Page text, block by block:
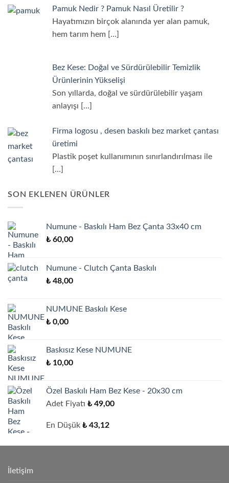
Pamuk Nedir ? Pamuk Nasıl Üretilir ?
Hayatımızın birçok alanında yer alan pamuk,
hem tarım hem
[…]
Bez Kese: Doğal ve Sürdürülebilir Temizlik
Ürünlerinin Yükselişi
Son yıllarda, doğal ve sürdürülebilir yaşam
anlayışı
[…]
Firma logosu , desen baskılı bez market çantası
üretimi
Plastik poşet kullanımının sınırlandırılması ile
[…]
SON EKLENEN ÜRÜNLER
Numune - Baskılı Ham Bez Çanta 33x40 cm
₺ 60,00
Numune - Clutch Çanta Baskılı
₺ 48,00
NUMUNE Baskılı Kese
₺ 0,00
Baskısız Kese NUMUNE
₺ 10,00
Özel Baskılı Ham Bez Kese - 20x30 cm
Adet Fiyatı ₺ 49,00
En Düşük ₺ 43,12
İletişim